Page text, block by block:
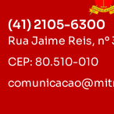
(41) 2105-6300
Rua Jaime Reis,
CEP: 80.510-010